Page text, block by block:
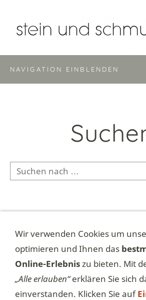
NAVIGATION EINBLENDEN
AGBDatenschutzHaftungsausschluss
VersandWiderrufsrechtZahlungCookies
Wir verwenden Cookies um
optimieren und Ihnen das
Online-Erlebniszu bieten. Mit
„Alle erlauben“erklären Sie sich
einverstanden. Klicken Sie auf